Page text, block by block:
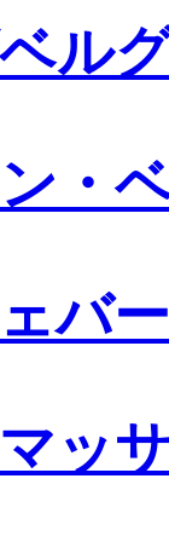
ル
・
バー
ッ